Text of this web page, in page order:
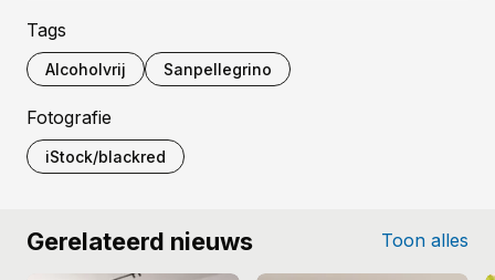
Tags
Alcoholvrij Sanpellegrino
Fotografie
iStock/blackred
Gerelateerd nieuws Toon alles